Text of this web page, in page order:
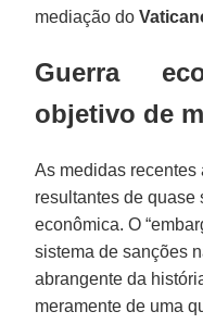
mediação do
Guerra
objetivo de
As medidas
resultantes de quase
econômica. O
sistema de sanções
abrangente da
meramente de uma